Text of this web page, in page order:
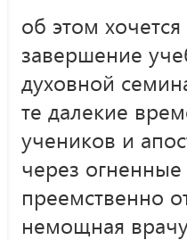
об этом
завершение
духовной
те далекие
учеников и
через
преемственно
немощная